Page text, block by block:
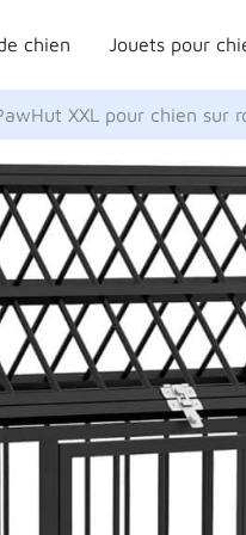
chien Jouets pour
XXL pour chien sur